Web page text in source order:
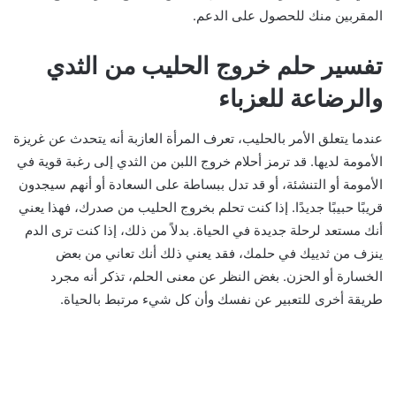
المقربين منك للحصول على الدعم.
تفسير حلم خروج الحليب من الثدي
والرضاعة للعزباء
عندما يتعلق الأمر بالحليب، تعرف المرأة العازبة أنه يتحدث عن غريزة
الأمومة لديها. قد ترمز أحلام خروج اللبن من الثدي إلى رغبة قوية في
الأمومة أو التنشئة، أو قد تدل ببساطة على السعادة أو أنهم سيجدون
قريبًا حبيبًا جديدًا. إذا كنت تحلم بخروج الحليب من صدرك، فهذا يعني
أنك مستعد لرحلة جديدة في الحياة. بدلاً من ذلك، إذا كنت ترى الدم
ينزف من ثدييك في حلمك، فقد يعني ذلك أنك تعاني من بعض
الخسارة أو الحزن. بغض النظر عن معنى الحلم، تذكر أنه مجرد
طريقة أخرى للتعبير عن نفسك وأن كل شيء مرتبط بالحياة.